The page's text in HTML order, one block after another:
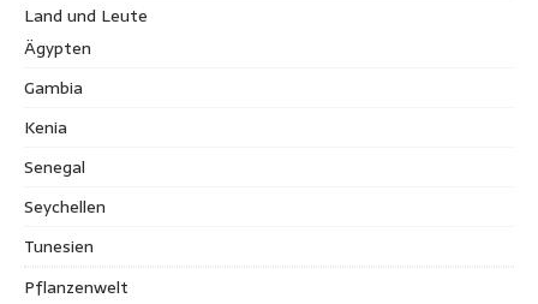
Land und Leute
Ägypten
Gambia
Kenia
Senegal
Seychellen
Tunesien
Pflanzenwelt